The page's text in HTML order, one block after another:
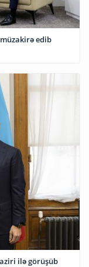
edib
ilə görüşüb